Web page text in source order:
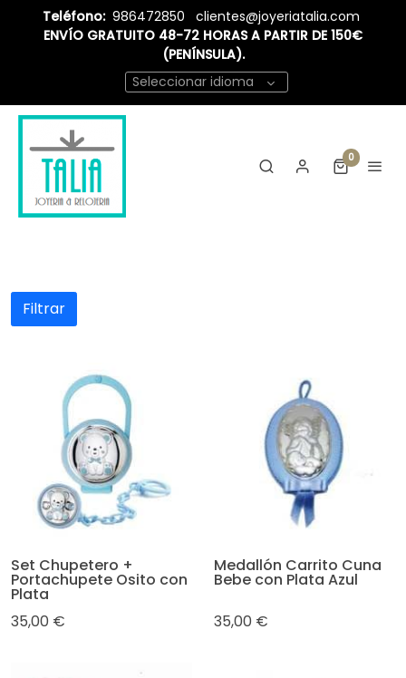
Teléfono: 986472850
clientes@joyeriatalia.com
ENVÍO GRATUITO 48-72 HORAS A PARTIR DE 150€
(PENÍNSULA).
Seleccionar idioma
0
Filtrar
Set Chupetero +
Portachupete Osito con
Plata
35,00 €
Medallón Carrito Cuna
Bebe con Plata Azul
35,00 €